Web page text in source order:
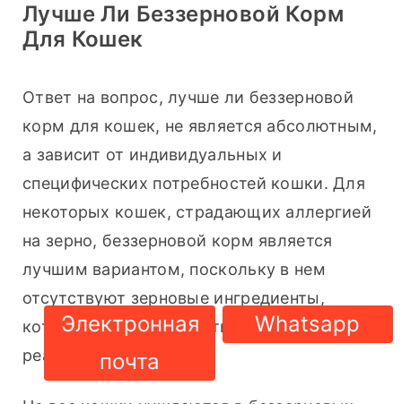
Лучше Ли Беззерновой Корм
Для Кошек
Ответ на вопрос, лучше ли беззерновой
корм для кошек, не является абсолютным,
а зависит от индивидуальных и
специфических потребностей кошки. Для
некоторых кошек, страдающих аллергией
на зерно, беззерновой корм является
лучшим вариантом, поскольку в нем
отсутствуют зерновые ингредиенты,
которые могут вызывать аллергические
реакции.
Электронная
почта
Whatsapp